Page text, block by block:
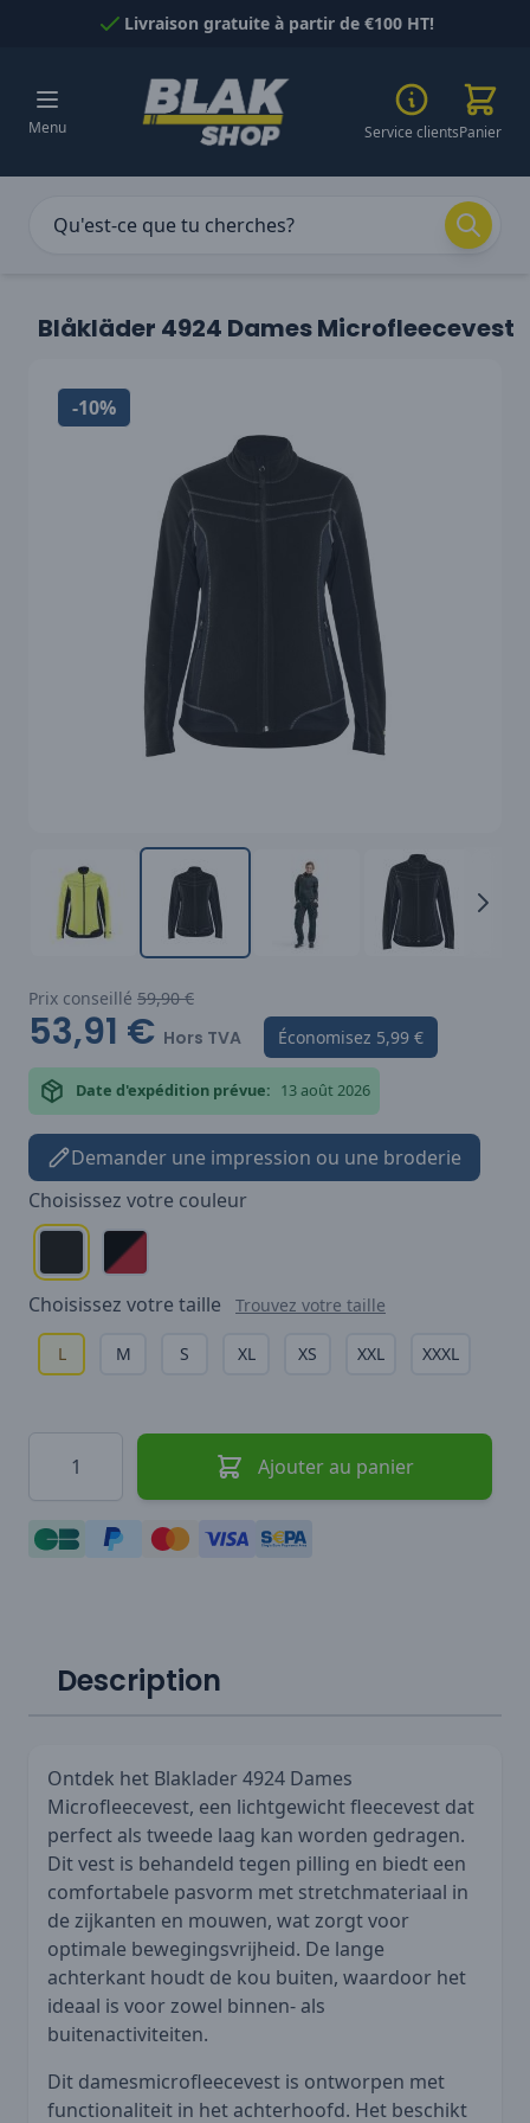
Passer au contenuLivraison gratuite à partir de €100 HT!
Menu Service clientsPanier
Blåkläder 4924 Dames Microfleecevest
-10%
Prix conseillé 59,90 €
53,91 € Hors TVA Économisez 5,99 €
Date d'expédition prévue: 13 août 2026
Demander une impression ou une broderie
Choisissez votre couleur
Choisissez votre taille Trouvez votre taille
L M S XL XS XXL XXXL
Ajouter au panier
Description
Ontdek het Blaklader 4924 Dames
Microfleecevest, een lichtgewicht fleecevest dat
perfect als tweede laag kan worden gedragen.
Dit vest is behandeld tegen pilling en biedt een
comfortabele pasvorm met stretchmateriaal in
de zijkanten en mouwen, wat zorgt voor
optimale bewegingsvrijheid. De lange
achterkant houdt de kou buiten, waardoor het
ideaal is voor zowel binnen- als
buitenactiviteiten.
Dit damesmicrofleecevest is ontworpen met
functionaliteit in het achterhoofd. Het beschikt